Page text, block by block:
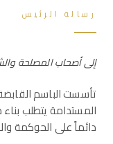
رسالة الرئيس
إلى أصحاب المصلحة
تأسست الباسم
المستدامة يتطلب
دائماً على الحوكمة